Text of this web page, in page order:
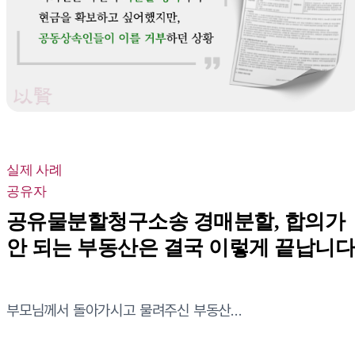
실제 사례
공유자
공유물분할청구소송 경매분할, 합의가
안 되는 부동산은 결국 이렇게 끝납니다
부모님께서 돌아가시고 물려주신 부동산…